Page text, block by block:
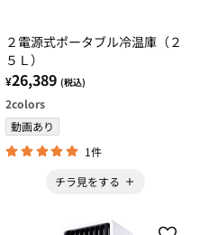
２電源式ポータブル冷温庫（２
５Ｌ）
¥26,389 (税込)
2colors
動画あり
1件
チラ見をする